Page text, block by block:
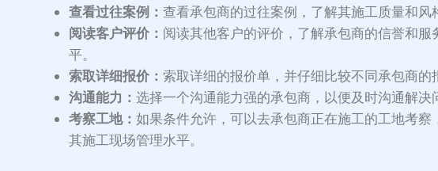
查看过往案例： 查看承包商的过往案例，了解其施工质量和风
阅读客户评价： 阅读其他客户的评价，了解承包商的信誉和服
平。
索取详细报价： 索取详细的报价单，并仔细比较不同承包商的
沟通能力： 选择一个沟通能力强的承包商，以便及时沟通解决
考察工地： 如果条件允许，可以去承包商正在施工的工地考察
其施工现场管理水平。